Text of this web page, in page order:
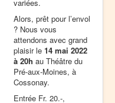
variées.
Alors, prêt pour l’envol
? Nous vous
attendons avec grand
plaisir le 14 mai 2022
à 20h au Théâtre du
Pré-aux-Moines, à
Cossonay.
Entrée Fr. 20.-,